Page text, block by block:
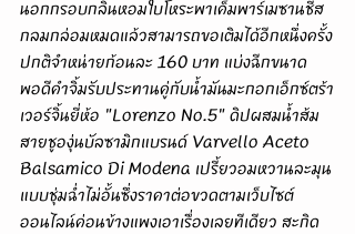
นอกกรอบกลิ่นหอมใบโหระพาเค็มพาร์เมซานชีส
กลมกล่อมหมดแล้วสามารถขอเติมได้อีกหนึ่งครั้ง
ปกติจำหน่ายก้อนละ 160 บาท แบ่งฉีกขนาด
พอดีคำจิ้มรับประทานคู่กับน้ำมันมะกอกเอ็กซ์ตร้า
เวอร์จิ้นยี่ห้อ "Lorenzo No.5" ดิปผสมน้ำส้ม
สายชูองุ่นบัลซามิกแบรนด์ Varvello Aceto
Balsamico Di Modena เปรี้ยวอมหวานละมุน
แบบชุ่มฉ่ำไม่อั้นซึ่งราคาต่อขวดตามเว็บไซต์
ออนไลน์ค่อนข้างแพงเอาเรื่องเลยทีเดียว สะกิด